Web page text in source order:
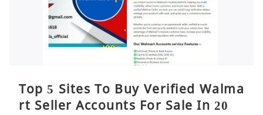
Top 5 Sites To Buy Verified Walma
rt Seller Accounts For Sale In 2026